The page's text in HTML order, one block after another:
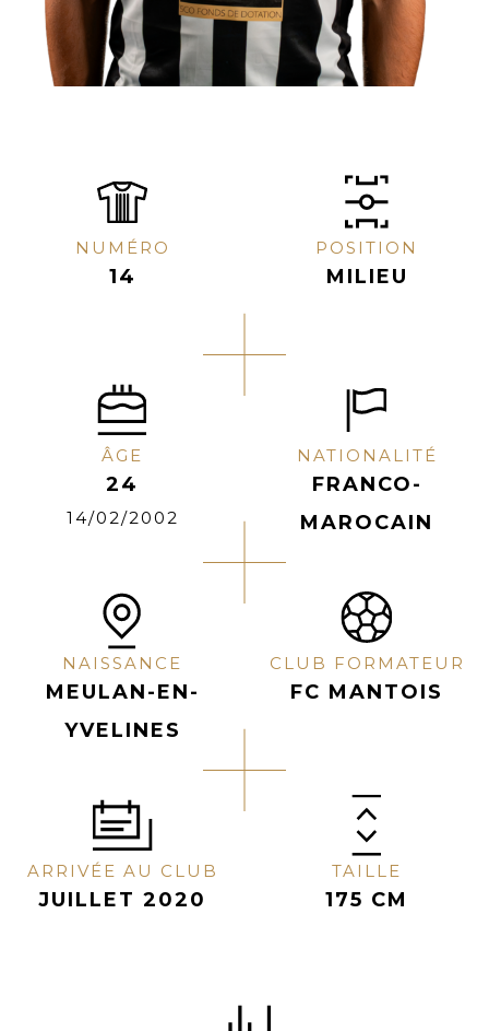
NUMÉRO
14
POSITION
MILIEU
ÂGE
24
14/02/2002
NATIONALITÉ
FRANCO-
MAROCAIN
NAISSANCE
MEULAN-EN-
YVELINES
CLUB FORMATEUR
FC MANTOIS
ARRIVÉE AU CLUB
JUILLET 2020
TAILLE
175 CM